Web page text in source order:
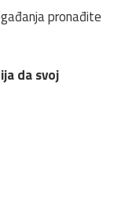
pronađite
da svoj